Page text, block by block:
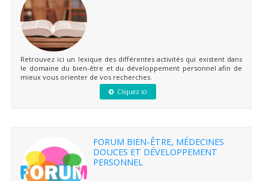
Retrouvez ici un lexique des différentes activités qui existent dans
le domaine du bien-être et du développement personnel afin de
mieux vous orienter de vos recherches.
Cliquez ici
FORUM BIEN-ÊTRE, MÉDECINES
DOUCES ET DÉVELOPPEMENT
PERSONNEL